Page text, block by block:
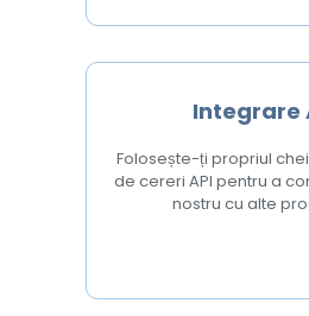
Integrare
Folosește-ți propriul
de cereri API pentru a
nostru cu alte